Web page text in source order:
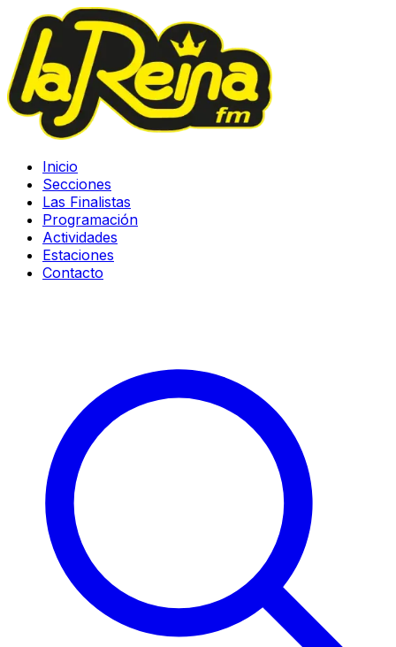
Inicio
Secciones
Las Finalistas
Programación
Actividades
Estaciones
Contacto